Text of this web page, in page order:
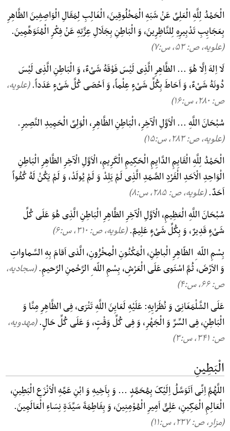
الْحَمْدُ لِلَّهِ الْعَلِیِّ عَنْ شَبَهِ الْمَخْلُوقِینَ، الْغَالِبِ لِمَقَالِ الْوَاصِفِینَ الظَّاهِرِ
بِعَجَایِبِ تَدْبِیرِهِ لِلنَّاظِرِینَ، وَ الْبَاطِنِ بِجَلَالِ عِزَّتِهِ عَنْ فِکْرِ الْمُتَوَهِّمِینَ.
(علویه، ص: ۵۳, س:۷)
لَا اِلهَ اِلَّا هُوَ ... الظَّاهِرِ الَّذِی لَیْسَ فَوْقَهُ شَیْءٌ، وَ الْبَاطِنِ الَّذِی لَیْسَ
دُونَهُ شَیْءٌ، وَ اَحَاطَ بِکُلِّ شَیْءٍ عِلْماً، وَ اَحْصَی کُلَّ شَیْءٍ عَدَداً.(علویه،
ص: ۲۸۰, س:۱۶)
سُبْحَانَ اللَّهِ ... الْاَوَّلِ الْآخِرِ، الْبَاطِنِ الظَّاهِرِ، الْوَلِیِّ الْحَمِیدِ النَّصِیرِ.
(علویه، ص: ۲۸۳, س:۱۵)
الْحَمْدُ لِلَّهِ الْقَایِمِ الدَّایِمِ الْحَکِیمِ الْکَرِیمِ، الْاَوَّلِ الْآخِرِ الظَّاهِرِ الْبَاطِنِ
الْوَاحِدِ الْاَحَدِ الْفَرْدِ الصَّمَدِ الَّذِی لَمْ یَلِدْ وَ لَمْ یُولَدْ، وَ لَمْ یَکُنْ لَهُ کُفُواً
اَحَدٌ.(علویه، ص: ۲۸۵, س:۸)
سُبْحَانَ اللَّهِ الْعَظِیمِ، الْاَوَّلِ الْآخِرِ الظَّاهِرِ الْبَاطِنِ الَّذِی هُوَ عَلَی کُلِّ
شَیْءٍ قَدِیرٌ، وَ بِکُلِّ شَیْءٍ عَلِیمٌ.(علویه، ص: ۳۱۰, س:۶)
بِسْمِ اللّه ِ الظّاهِرِ الْباطِنِ، الْمَکْنُونِ الْمخْزُونِ، الَّذی اَقامَ بِهِ السَّماواتِ
وَ الاَرْضَ، ثُمَّ اسْتَوی عَلَی الْعَرْشِ، بِسْمِ اللّه ِ الرَّحْمنِ الرَّحیمِ.(سجادیه،
ص: ۶۶, س:۴)
عَلَی الشَّلْمَغَانِیّ وَ نُظَرَایِهِ: عَلَیْهِ لَعَایِنَ اللَّهِ تَتْرَی، فِی الظَّاهِرِ مِنَّا وَ
الْبَاطِنِ، فِی السِّرِّ وَ الْجَهْرِ، وَ فِی کُلِّ وَقْتٍ، وَ عَلَی کُلِّ حَالٍ.(مهدویه،
ص: ۳۴۱, س:۳)
الْبَطِینِ
اللَّهُمَّ اِنِّی اَتَوَسَّلُ اِلَیْکَ بِمُحَمَّدٍ ... وَ بِاَخِیهِ وَ ابْنِ عَمِّهِ الْاَنْزَعِ الْبَطِینِ،
الْعَالِمِ الْمَکِینِ، عَلِیٍّ اَمِیرِ الْمُوْمِنِینَ، وَ بِفَاطِمَةَ سَیِّدَةِ نِسَاءِ الْعَالَمِینَ.
(مزار، ص: ۲۳۷, س:۱۱)